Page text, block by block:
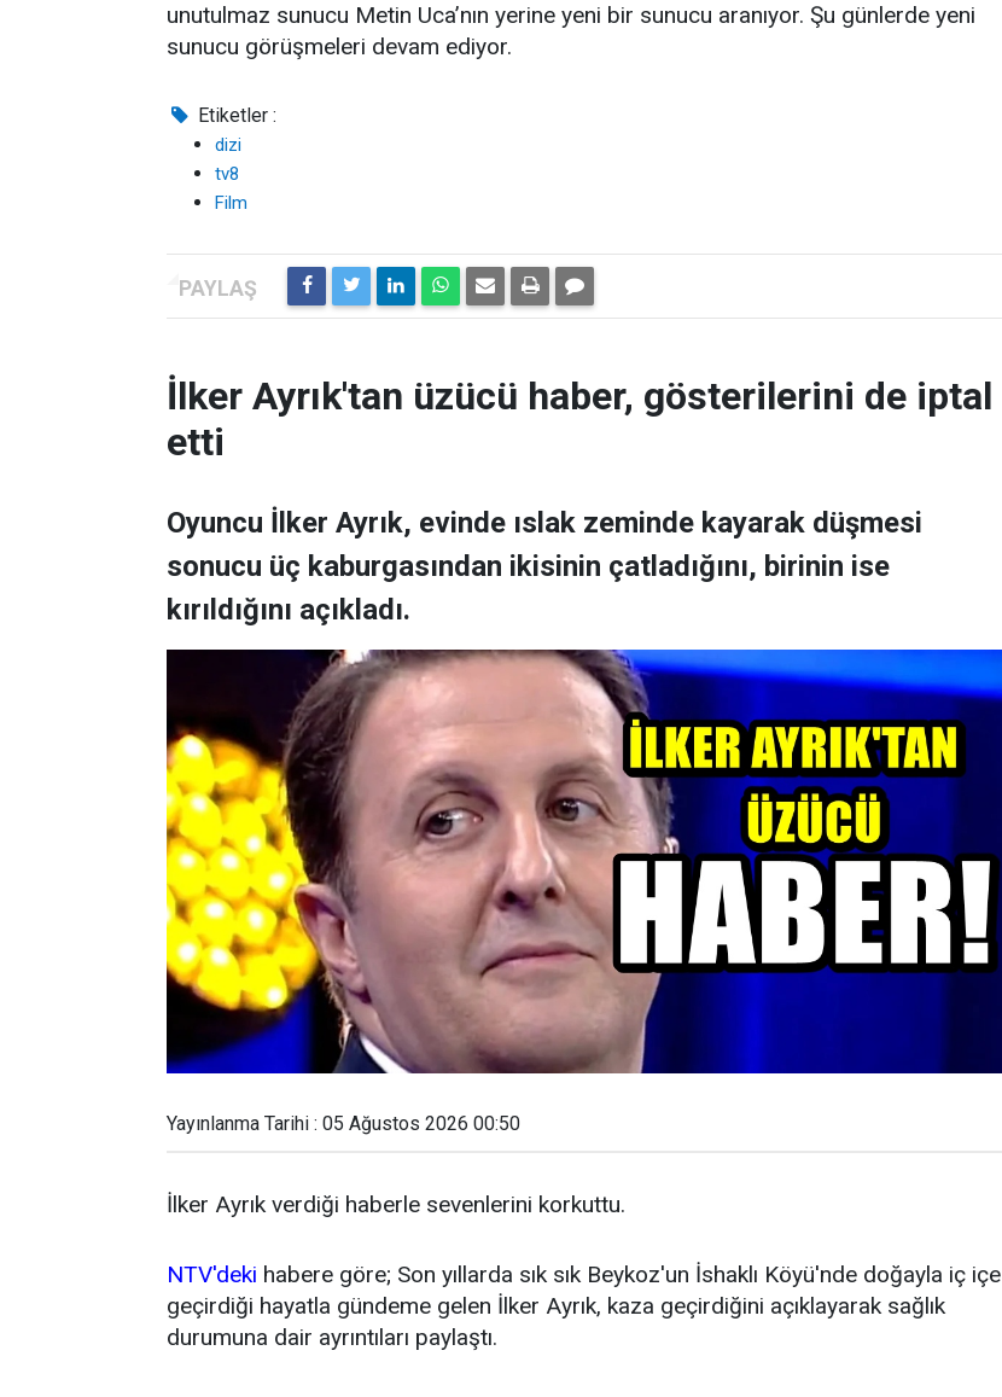
unutulmaz sunucu Metin Uca’nın yerine yeni bir sunucu aranıyor. Şu günlerde yeni
sunucu görüşmeleri devam ediyor.
Etiketler :
dizi
tv8
Film
İlker Ayrık'tan üzücü haber, gösterilerini de iptal
etti
Oyuncu İlker Ayrık, evinde ıslak zeminde kayarak düşmesi
sonucu üç kaburgasından ikisinin çatladığını, birinin ise
kırıldığını açıkladı.
Yayınlanma Tarihi : 05 Ağustos 2026 00:50
İlker Ayrık verdiği haberle sevenlerini korkuttu.
NTV'deki habere göre; Son yıllarda sık sık Beykoz'un İshaklı Köyü'nde doğayla iç içe
geçirdiği hayatla gündeme gelen İlker Ayrık, kaza geçirdiğini açıklayarak sağlık
durumuna dair ayrıntıları paylaştı.